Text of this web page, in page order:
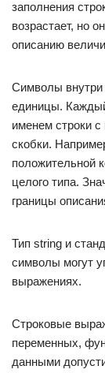
заполнения
возрастает, но
описанию
Символы внутри
единицы.
именем строки
скобки.
положительной
целого типа.
границы
Тип string и
символы могут
выражениях.
Строковые
переменных,
данными